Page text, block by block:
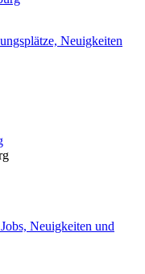
Neuigkeiten
Neuigkeiten und